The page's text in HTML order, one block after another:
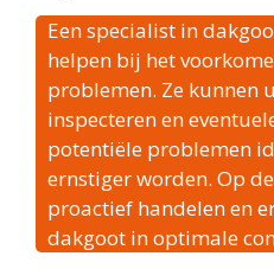
Een specialist in
helpen bij het
problemen. Ze kunnen
inspecteren en
potentiële problemen
ernstiger worden. Op
proactief handelen en
dakgoot in optimale